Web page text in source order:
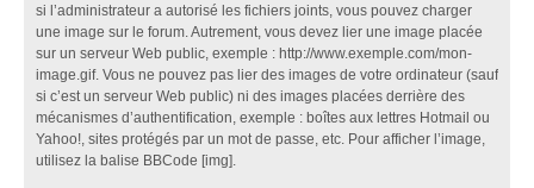
si l’administrateur a autorisé les fichiers joints, vous pouvez charger
une image sur le forum. Autrement, vous devez lier une image placée
sur un serveur Web public, exemple : http://www.exemple.com/mon-
image.gif. Vous ne pouvez pas lier des images de votre ordinateur (sauf
si c’est un serveur Web public) ni des images placées derrière des
mécanismes d’authentification, exemple : boîtes aux lettres Hotmail ou
Yahoo!, sites protégés par un mot de passe, etc. Pour afficher l’image,
utilisez la balise BBCode [img].